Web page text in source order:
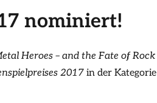
nominiert!
Heroes – and the Fate of Rock
2017 in der Kategorie